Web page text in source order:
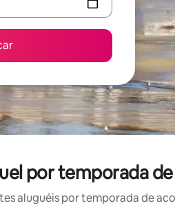
por temporada
aluguéis por temporada de